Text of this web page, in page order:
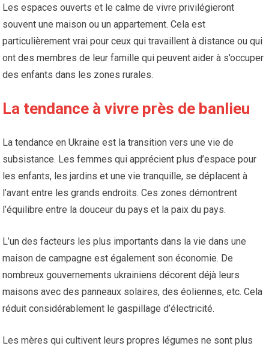
Les espaces ouverts et le calme de vivre privilégieront
souvent une maison ou un appartement. Cela est
particulièrement vrai pour ceux qui travaillent à distance ou qui
ont des membres de leur famille qui peuvent aider à s’occuper
des enfants dans les zones rurales.
La tendance à vivre près de banlieu
La tendance en Ukraine est la transition vers une vie de
subsistance. Les femmes qui apprécient plus d’espace pour
les enfants, les jardins et une vie tranquille, se déplacent à
l’avant entre les grands endroits. Ces zones démontrent
l’équilibre entre la douceur du pays et la paix du pays.
L’un des facteurs les plus importants dans la vie dans une
maison de campagne est également son économie. De
nombreux gouvernements ukrainiens décorent déjà leurs
maisons avec des panneaux solaires, des éoliennes, etc. Cela
réduit considérablement le gaspillage d’électricité.
Les mères qui cultivent leurs propres légumes ne sont plus